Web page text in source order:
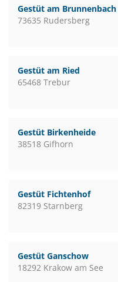
Gestüt am Brunnenbach
73635 Rudersberg
Gestüt am Ried
65468 Trebur
Gestüt Birkenheide
38518 Gifhorn
Gestüt Fichtenhof
82319 Starnberg
Gestüt Ganschow
18292 Krakow am See